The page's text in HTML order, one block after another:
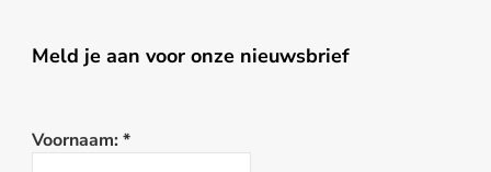
Meld je aan voor onze nieuwsbrief
Voornaam: *